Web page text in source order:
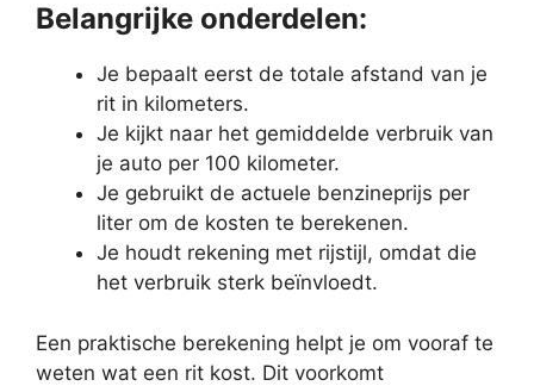
Belangrijke onderdelen:
Je bepaalt eerst de totale afstand van je
rit in kilometers.
Je kijkt naar het gemiddelde verbruik van
je auto per 100 kilometer.
Je gebruikt de actuele benzineprijs per
liter om de kosten te berekenen.
Je houdt rekening met rijstijl, omdat die
het verbruik sterk beïnvloedt.
Een praktische berekening helpt je om vooraf te
weten wat een rit kost. Dit voorkomt